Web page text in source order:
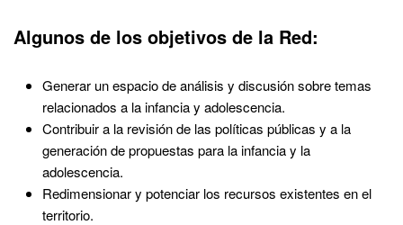
Algunos de los objetivos de la Red:
Generar un espacio de análisis y discusión sobre temas
relacionados a la infancia y adolescencia.
Contribuir a la revisión de las políticas públicas y a la
generación de propuestas para la infancia y la
adolescencia.
Redimensionar y potenciar los recursos existentes en el
territorio.